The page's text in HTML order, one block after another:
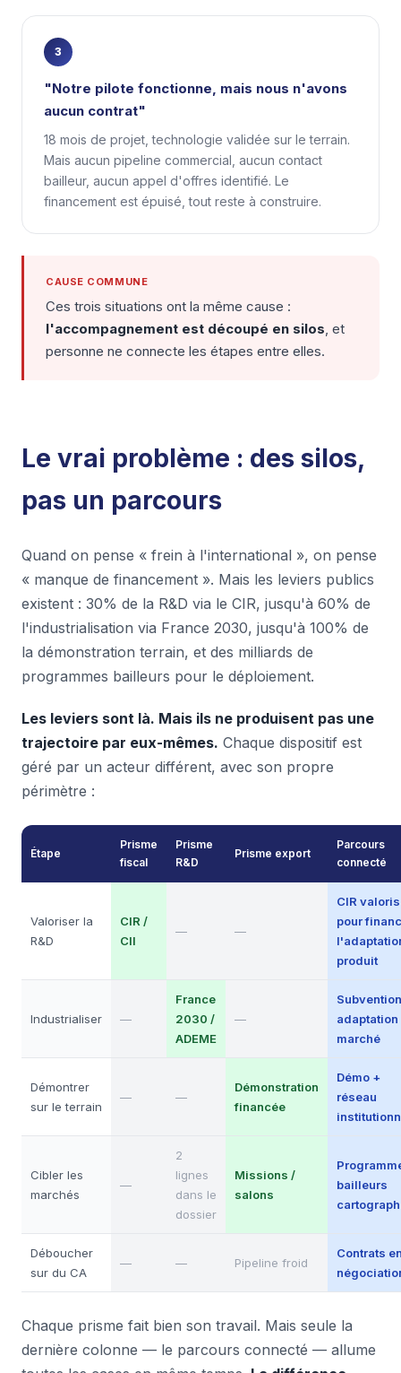
3
"Notre pilote fonctionne, mais nous n'avons
aucun contrat"
18 mois de projet, technologie validée sur le terrain.
Mais aucun pipeline commercial, aucun contact
bailleur, aucun appel d'offres identifié. Le
financement est épuisé, tout reste à construire.
CAUSE COMMUNE
Ces trois situations ont la même cause :
l'accompagnement est découpé en silos, et
personne ne connecte les étapes entre elles.
Le vrai problème : des silos,
pas un parcours
Quand on pense « frein à l'international », on pense
« manque de financement ». Mais les leviers publics
existent : 30% de la R&D via le CIR, jusqu'à 60% de
l'industrialisation via France 2030, jusqu'à 100% de
la démonstration terrain, et des milliards de
programmes bailleurs pour le déploiement.
Les leviers sont là. Mais ils ne produisent pas une
trajectoire par eux-mêmes. Chaque dispositif est
géré par un acteur différent, avec son propre
périmètre :
Étape
Prisme
fiscal
Prisme
R&D
Prisme export
Parcours
connecté
Valoriser la
R&D
CIR /
CII
— —
CIR
pour
produit
Industrialiser —
France
2030 /
ADEME
—
adaptation
marché
Démontrer
sur le terrain
— —
Démonstration
financée
Démo +
réseau
Cibler les
marchés
—
2
lignes
dans le
dossier
Missions /
salons
bailleurs
Déboucher
sur du CA
— — Pipeline froid
Contrats
Chaque prisme fait bien son travail. Mais seule la
dernière colonne — le parcours connecté — allume